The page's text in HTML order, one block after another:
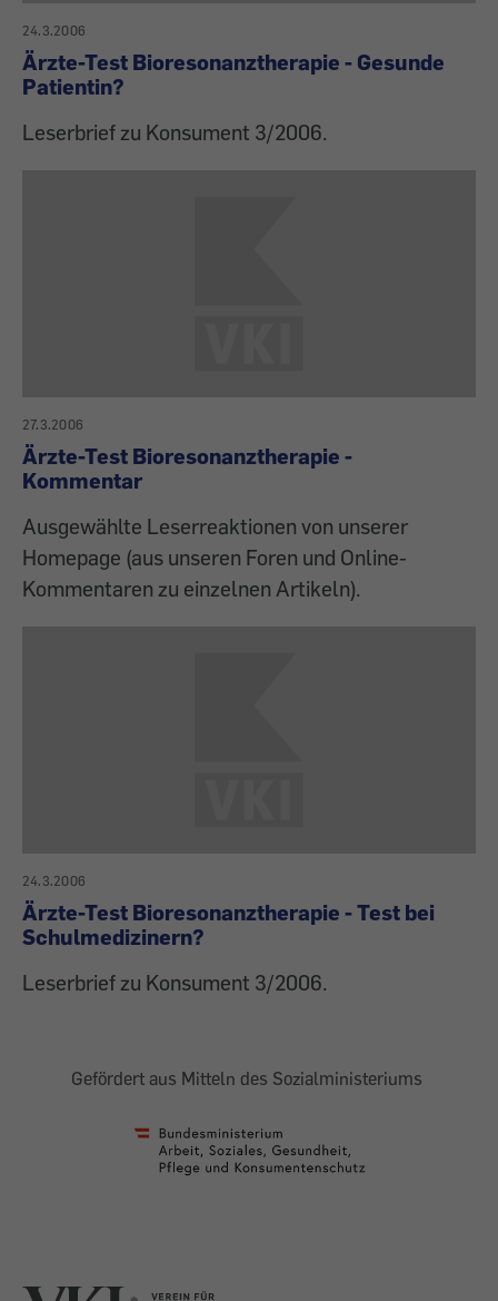
24.3.2006
Ärzte-Test Bioresonanztherapie - Gesunde
Patientin?
Leserbrief zu Konsument 3/2006.
27.3.2006
Ärzte-Test Bioresonanztherapie -
Kommentar
Ausgewählte Leserreaktionen von unserer
Homepage (aus unseren Foren und Online-
Kommentaren zu einzelnen Artikeln).
24.3.2006
Ärzte-Test Bioresonanztherapie - Test bei
Schulmedizinern?
Leserbrief zu Konsument 3/2006.
Gefördert aus Mitteln des Sozialministeriums